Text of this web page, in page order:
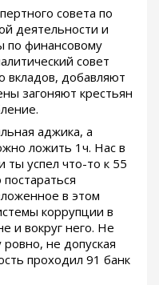
совета по
деятельности и
по финансовому
совет
вкладов, добавляют
загоняют крестьян
аджика, а
ложить 1ч. Нас в
ты успел что-то к 55
в этом
коррупции в
и вокруг него. Не
не допуская
проходил 91 банк